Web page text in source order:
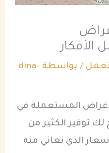
الأفكار
/ بواسطة dina-
المستعملة في
لك توفير الكثير من
الذي نعاني منه